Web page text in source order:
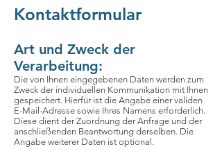
Kontaktformular
Art und Zweck der
Verarbeitung:
Die von Ihnen eingegebenen Daten werden zum
Zweck der individuellen Kommunikation mit Ihnen
gespeichert. Hierfür ist die Angabe einer validen
E-Mail-Adresse sowie Ihres Namens erforderlich.
Diese dient der Zuordnung der Anfrage und der
anschließenden Beantwortung derselben. Die
Angabe weiterer Daten ist optional.